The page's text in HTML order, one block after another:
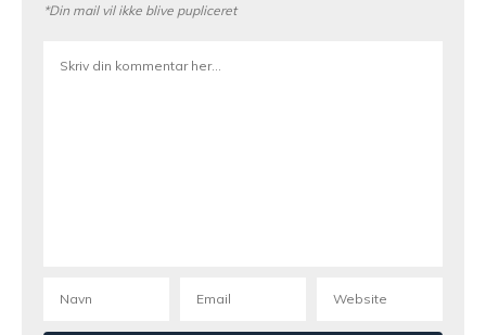
*Din mail vil ikke blive pupliceret